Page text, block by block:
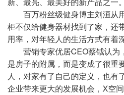
百万粉丝级健身博主刘洹从
柜不仅给健身器材找到了家，还
用率，对年轻人的生活方式有着
营销专家优居CEO蔡钺认为
是房子的附属，而是变成了很重
人，对家有了自己的定义，也有
企业带来更大的发展机会，X空